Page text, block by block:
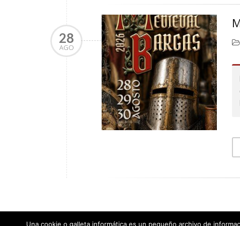
28
AGO
Una cookie o galleta informática es un pequeño archivo de